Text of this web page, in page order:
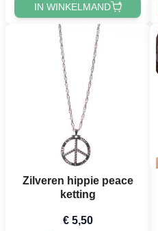
IN WINKELMAND
Zilveren hippie peace
ketting
€ 5,50